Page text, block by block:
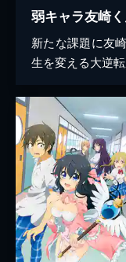
弱キャラ友崎
新たな課題に友
生を変える大逆